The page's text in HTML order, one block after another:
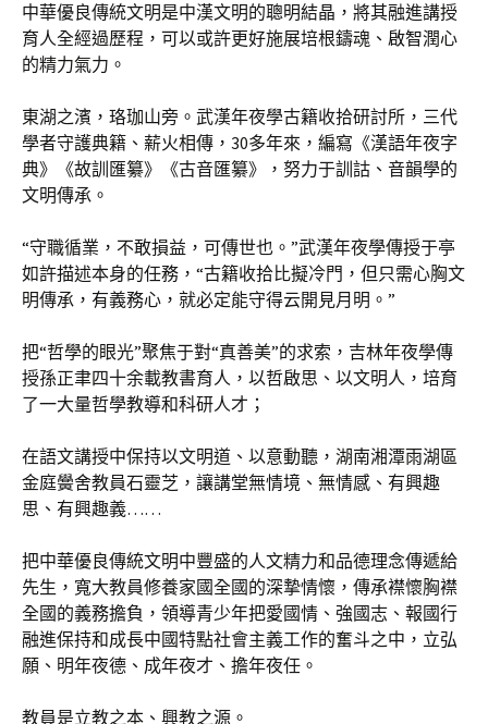
中華優良傳統文明是中漢文明的聰明結晶，將其融進講授
育人全經過歷程，可以或許更好施展培根鑄魂、啟智潤心
的精力氣力。
東湖之濱，珞珈山旁。武漢年夜學古籍收拾研討所，三代
學者守護典籍、薪火相傳，30多年來，編寫《漢語年夜字
典》《故訓匯纂》《古音匯纂》，努力于訓詁、音韻學的
文明傳承。
“守職循業，不敢損益，可傳世也。”武漢年夜學傳授于亭
如許描述本身的任務，“古籍收拾比擬冷門，但只需心胸文
明傳承，有義務心，就必定能守得云開見月明。”
把“哲學的眼光”聚焦于對“真善美”的求索，吉林年夜學傳
授孫正聿四十余載教書育人，以哲啟思、以文明人，培育
了一大量哲學教導和科研人才；
在語文講授中保持以文明道、以意動聽，湖南湘潭雨湖區
金庭黌舍教員石靈芝，讓講堂無情境、無情感、有興趣
思、有興趣義……
把中華優良傳統文明中豐盛的人文精力和品德理念傳遞給
先生，寬大教員修養家國全國的深摯情懷，傳承襟懷胸襟
全國的義務擔負，領導青少年把愛國情、強國志、報國行
融進保持和成長中國特點社會主義工作的奮斗之中，立弘
願、明年夜德、成年夜才、擔年夜任。
教員是立教之本、興教之源。